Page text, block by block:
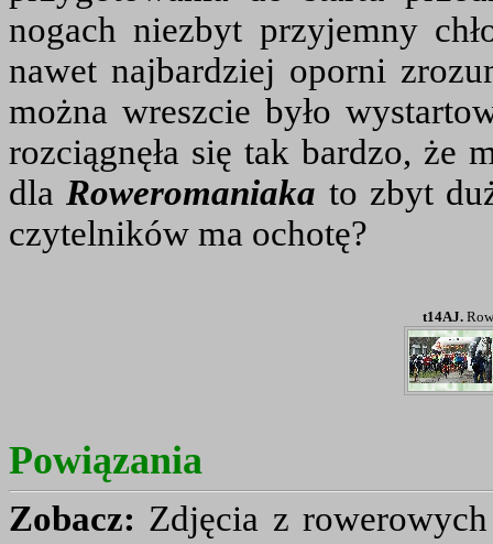
nogach niezbyt przyjemny
nawet najbardziej oporni
można wreszcie było
rozciągnęła się tak bardzo, że
dlaRoweromaniaka to zbyt
czytelników ma ochotę?
t14AJ.
Powiązania
Zobacz: Zdjęcia z